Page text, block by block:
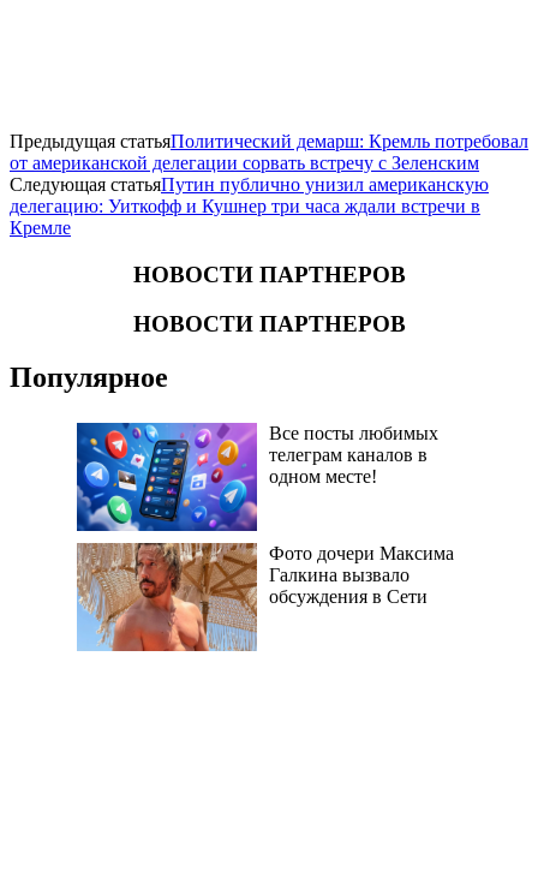
Предыдущая статьяПолитический демарш: Кремль потребовал
от американской делегации сорвать встречу с Зеленским
Следующая статьяПутин публично унизил американскую
делегацию: Уиткофф и Кушнер три часа ждали встречи в
Кремле
НОВОСТИ ПАРТНЕРОВ
НОВОСТИ ПАРТНЕРОВ
Популярное
Все посты любимых
телеграм каналов в
одном месте!
Фото дочери Максима
Галкина вызвало
обсуждения в Сети